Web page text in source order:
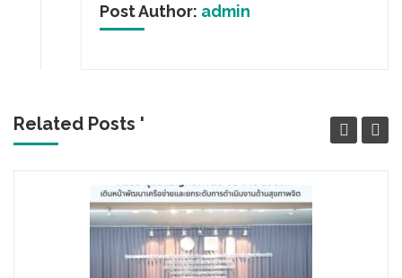
Post Author: admin
Related Posts '